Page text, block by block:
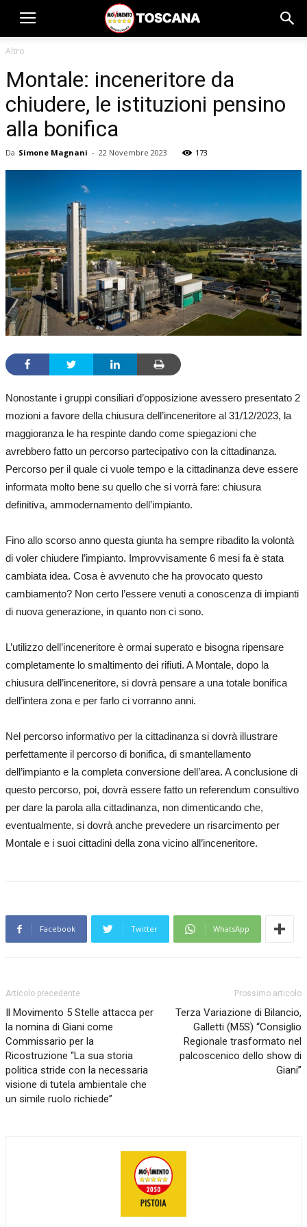
Altro
Montale: inceneritore da
chiudere, le istituzioni pensino
alla bonifica
Da Simone Magnani - 22 Novembre 2023 173
Nonostante i gruppi consiliari d’opposizione avessero presentato 2
mozioni a favore della chiusura dell’inceneritore al 31/12/2023, la
maggioranza le ha respinte dando come spiegazioni che
avrebbero fatto un percorso partecipativo con la cittadinanza.
Percorso per il quale ci vuole tempo e la cittadinanza deve essere
informata molto bene su quello che si vorrà fare: chiusura
definitiva, ammodernamento dell’impianto.
Fino allo scorso anno questa giunta ha sempre ribadito la volontà
di voler chiudere l’impianto. Improvvisamente 6 mesi fa è stata
cambiata idea. Cosa è avvenuto che ha provocato questo
cambiamento? Non certo l’essere venuti a conoscenza di impianti
di nuova generazione, in quanto non ci sono.
L’utilizzo dell’inceneritore è ormai superato e bisogna ripensare
completamente lo smaltimento dei rifiuti. A Montale, dopo la
chiusura dell’inceneritore, si dovrà pensare a una totale bonifica
dell’intera zona e per farlo ci vorranno anni.
Nel percorso informativo per la cittadinanza si dovrà illustrare
perfettamente il percorso di bonifica, di smantellamento
dell’impianto e la completa conversione dell’area. A conclusione di
questo percorso, poi, dovrà essere fatto un referendum consultivo
per dare la parola alla cittadinanza, non dimenticando che,
eventualmente, si dovrà anche prevedere un risarcimento per
Montale e i suoi cittadini della zona vicino all’inceneritore.
Facebook Twitter WhatsApp
Articolo precedente
Il Movimento 5 Stelle attacca per
la nomina di Giani come
Commissario per la
Ricostruzione “La sua storia
politica stride con la necessaria
visione di tutela ambientale che
un simile ruolo richiede”
Prossimo articolo
Terza Variazione di Bilancio,
Galletti (M5S) “Consiglio
Regionale trasformato nel
palcoscenico dello show di
Giani”